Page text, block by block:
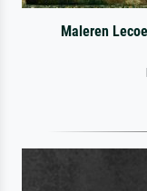
Maleren